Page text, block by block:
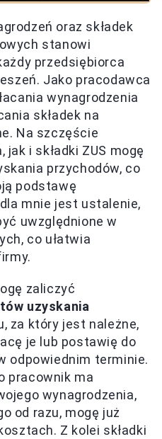
oraz składek
stanowi
przedsiębiorca
Jako pracodawca
wynagrodzenia
składek na
Na szczęście
i składki ZUS mogę
przychodów, co
podstawę
mnie jest ustalenie,
uwzględnione w
co ułatwia
zaliczyć
uzyskania
za który jest należne,
je lub postawię do
odpowiednim terminie.
pracownik ma
wynagrodzenia,
od razu, mogę już
Z kolei składki